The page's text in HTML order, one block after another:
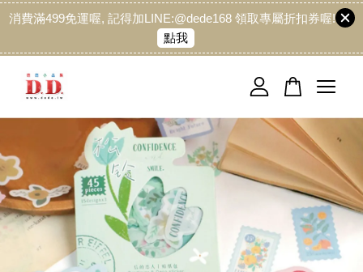
消費滿499免運喔, 記得加LINE:@dede168 領取專屬折扣券喔!
點我
您的購物車目前還是空的。
繼續購物